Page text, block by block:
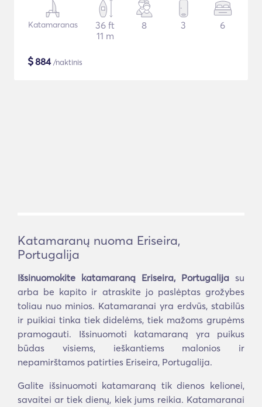
Katamaranas
36 ft
11 m
8 3 6
$884/naktinis
Katamaranų nuoma Eriseira,
Portugalija
Išsinuomokite katamaraną Eriseira, Portugalija su
arba be kapito ir atraskite jo paslėptas grožybes
toliau nuo minios. Katamaranai yra erdvūs, stabilūs
ir puikiai tinka tiek didelėms, tiek mažoms grupėms
pramogauti. Išsinuomoti katamaraną yra puikus
būdas visiems, ieškantiems malonios ir
nepamirštamos patirties Eriseira, Portugalija.
Galite išsinuomoti katamaraną tik dienos kelionei,
savaitei ar tiek dienų, kiek jums reikia. Katamaranai